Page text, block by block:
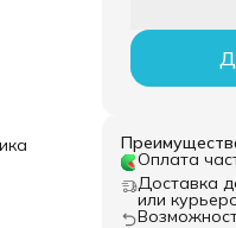
Оплата
Доставка
или